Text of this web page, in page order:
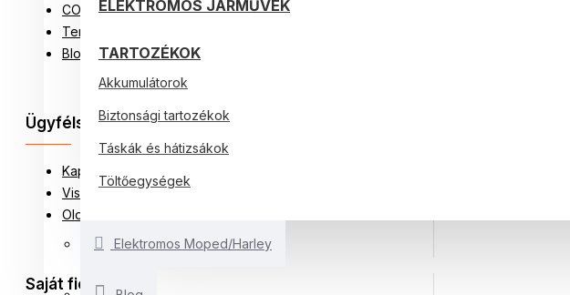
ELEKTROMOS JÁRMŰVEK
TARTOZÉKOK
Akkumulátorok
Biztonsági tartozékok
Táskák és hátizsákok
Töltőegységek
Elektromos Moped/Harley
COOKIEK (SÜTIK) HASZNÁLATÁNAK SZABÁLYZATA
Termékek visszaküldése
Blog
Ügyfélszolgálat
Kapcsolat
Visszatérési feltételek
Oldaltérkép
Saját fiók